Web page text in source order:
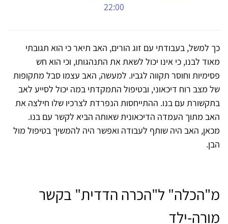
22:00
כך למשל, בעבודתי עם זוג הורים, האב תיאר כי הוא תגובתי
מאוד לבנו, כי אינו יכול לשאת את התנהגותו, וכי הוא חש
פסימיות וחוסר תקווה לגביו. למעשה, האב עצמו סבל מתקופות
של מצב רוח דיכאוני, ובטיפול התמקדתי במה יכול לסייע לאב
בתקשורת עם בנו. ההתייחסות הנפרדת לצרכיו שלו חילצה את
האב מתוך העמדה הדיכאונית שאותה הביא לקשר עם בנו.
מכאן, האב היה שותף לעבודה ואפשר היה להמשיך בטיפול מול
הבן.
מ"הכלה" ל"הכרה הדדית" בקשר
מורה-ילד